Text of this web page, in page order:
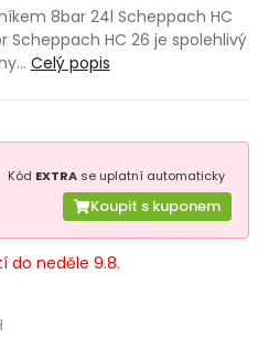
8bar 24l Scheppach HC
Scheppach HC 26 je spolehlivý
Celý popis
Kód EXTRA se uplatní automaticky
Koupit s kuponem
do neděle 9.8.